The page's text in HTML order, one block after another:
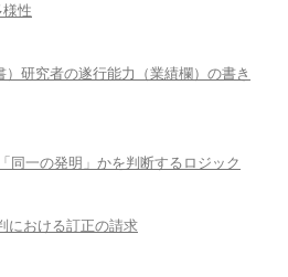
性
研究者の遂行能力（業績欄）の書き
一の発明」かを判断するロジック
における訂正の請求